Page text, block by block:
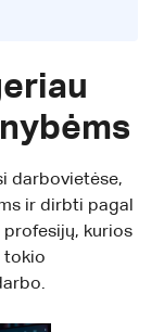
darbovietėse,
ir dirbti pagal
profesijų, kurios
tokio